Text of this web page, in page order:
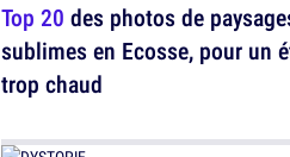
Top 20 des photos de
sublimes en Ecosse, pour un
trop chaud